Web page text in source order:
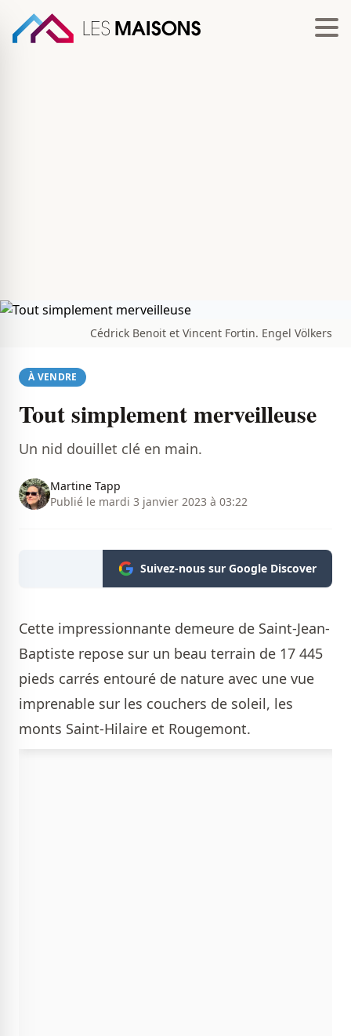
Cédrick Benoit et Vincent Fortin. Engel Völkers
À VENDRE
Tout simplement merveilleuse
Un nid douillet clé en main.
Martine Tapp
Publié le mardi 3 janvier 2023 à 03:22
Suivez-nous sur Google Discover
Cette impressionnante demeure de Saint-Jean-
Baptiste repose sur un beau terrain de 17 445
pieds carrés entouré de nature avec une vue
imprenable sur les couchers de soleil, les
monts Saint-Hilaire et Rougemont.